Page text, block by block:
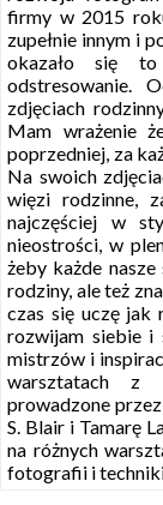
firmy w 2015
zupełnie innym i
okazało się
odstresowanie.
zdjęciach
Mam wrażenie
poprzedniej, za
Na swoich
więzi rodzinne,
najczęściej w
nieostrości, w
żeby każde
rodziny, ale też
czas się uczę jak
rozwijam siebie i
mistrzów i
warsztatach z
prowadzone
S. Blair i Tamarę
na różnych
fotografii i